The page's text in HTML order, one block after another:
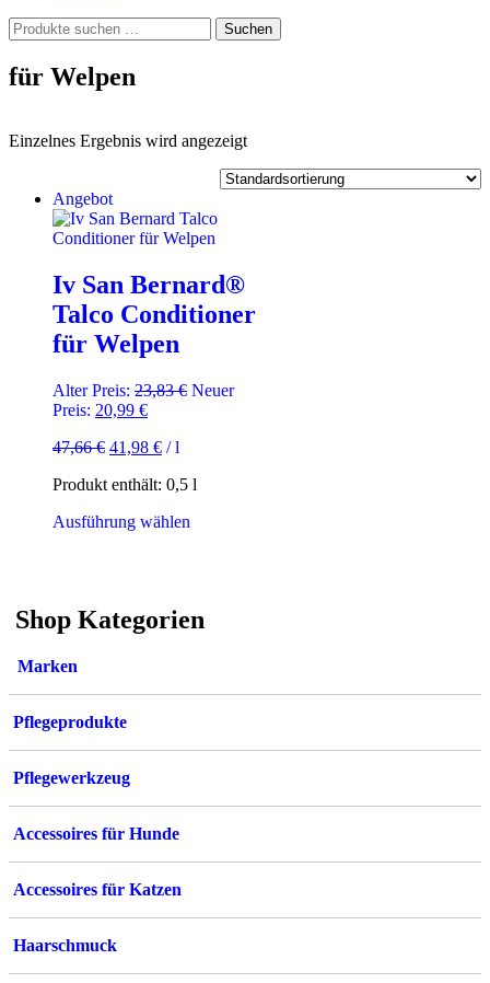
Suchen
nach:
Suchen
für Welpen
Einzelnes Ergebnis wird angezeigt
Angebot
Iv San Bernard®
Talco Conditioner
für Welpen
Alter Preis: 23,83€ Ursprünglicher
Neuer
Preis: 20,99 €Aktueller
ist:
47,66€ Ursprünglicher
war:
41,98 €Aktueller
ist:
/l
Produkt enthält: 0,5 l
Ausführung wählen
auf.
auf
gewählt
Shop Kategorien
Marken
Pflegeprodukte
Pflegewerkzeug
Accessoires für Hunde
Accessoires für Katzen
Haarschmuck